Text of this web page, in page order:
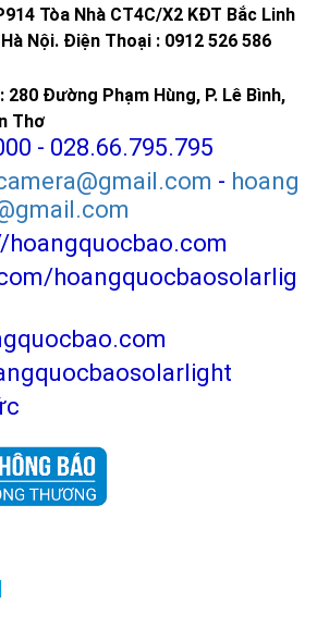
mặt trời 300w
mặt trời 500w
Tòa Nhà CT4C/X2 KĐT Bắc Linh
Nội. Điện Thoại : 0912 526 586
280 Đường Phạm Hùng, P. Lê Bình,
Thơ
- 028.66.795.795
- hoang
hoangquocbao.com
hoangquocbaosolarlig